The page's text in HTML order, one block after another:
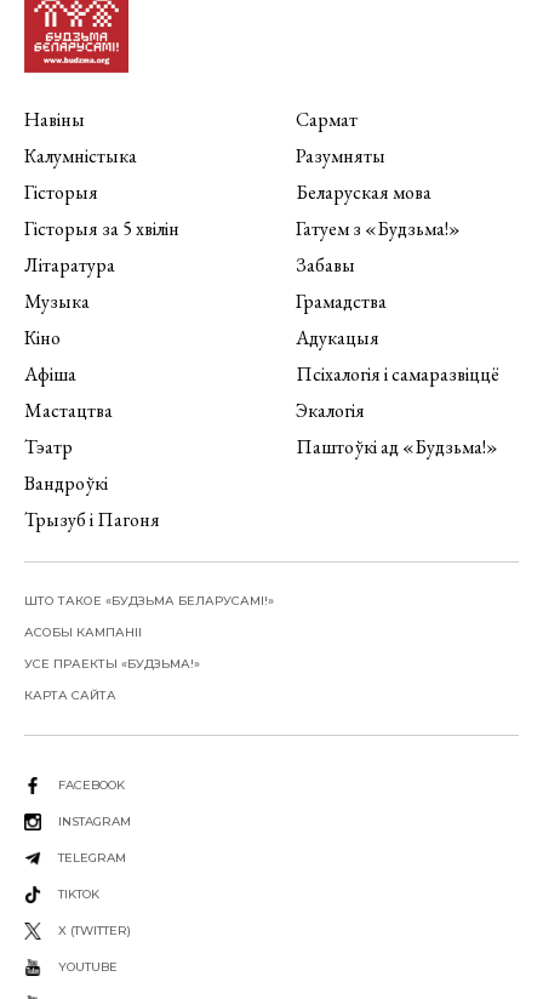
Навіны
Калумністыка
Гісторыя
Гісторыя за 5 хвілін
Літаратура
Музыка
Кіно
Афіша
Мастацтва
Тэатр
Вандроўкі
Трызуб і Пагоня
Сармат
Разумняты
Беларуская мова
Гатуем з «Будзьма!»
Забавы
Грамадства
Адукацыя
Псіхалогія і самаразвіццё
Экалогія
Паштоўкі ад «Будзьма!»
ШТО ТАКОЕ «БУДЗЬМА БЕЛАРУСАМІ!»
АСОБЫ КАМПАНІІ
УСЕ ПРАЕКТЫ «БУДЗЬМА!»
КАРТА САЙТА
FACEBOOK
INSTAGRAM
TELEGRAM
TIKTOK
X (TWITTER)
YOUTUBE